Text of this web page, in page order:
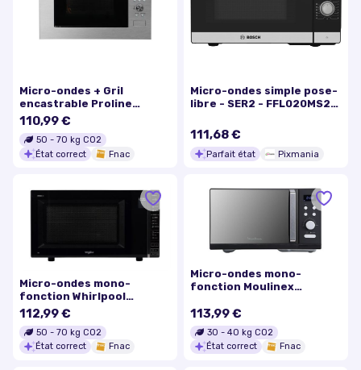
Micro-ondes + Gril
encastrable Proline
GBI25IX 900 W Gris
110,99 €
50 - 70 kg CO2
État correct
Fnac
Micro-ondes simple pose-
libre - SER2 - FFL020MS2F
26 x 44,2 x 34,5 cm -
Excellent état
111,68 €
Parfait état Pixmania
Micro-ondes mono-
fonction Whirlpool
MWP301B 900 W Noir
112,99 €
50 - 70 kg CO2
État correct
Fnac
Micro-ondes mono-
fonction Moulinex
113,99 €
30 - 40 kg CO2
État correct
Fnac